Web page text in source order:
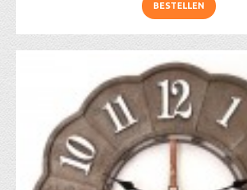
BESTELLEN